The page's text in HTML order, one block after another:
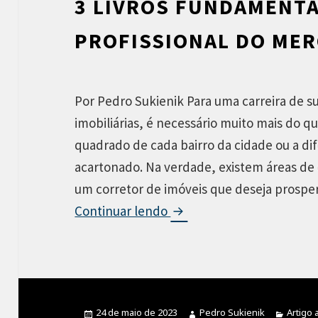
r
d
m
ó
v
e
i
3 LIVROS
PROFISSIONAL DO
Por Pedro Sukienik Para uma carreira de
imobiliárias, é necessário muito mais do
quadrado de cada bairro da cidade ou a
acartonado. Na verdade, existem áreas
um corretor de imóveis que deseja
Continuar lendo 3
v
Publicado
24 de maio de 2023 Autor
Pedro Sukienik Artigo